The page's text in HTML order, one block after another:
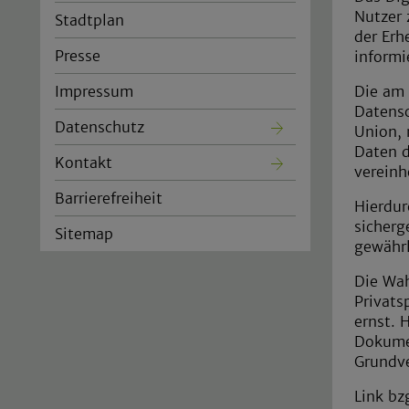
Stadtplan
Presse
Impressum
Datenschutz
Kontakt
Barrierefreiheit
Sitemap
Nutzer
der
Die
Union,
Daten
Die
ernst.
Link